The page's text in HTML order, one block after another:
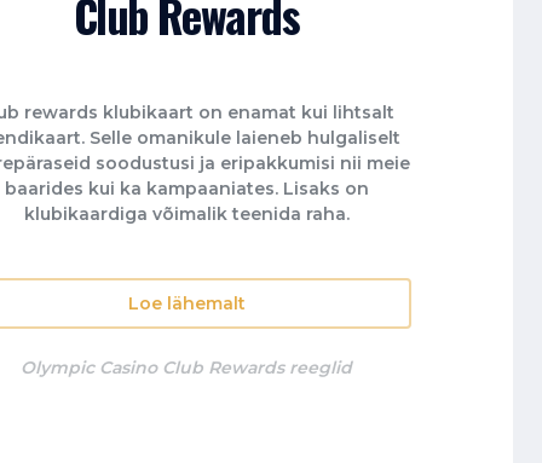
Club Rewards
rewards klubikaart on enamat kui lihtsalt
Selle omanikule laieneb hulgaliselt
soodustusi ja eripakkumisi nii meie
baarides kui ka kampaaniates. Lisaks on
klubikaardiga võimalik teenida raha.
Loe lähemalt
Olympic Casino Club Rewards reeglid